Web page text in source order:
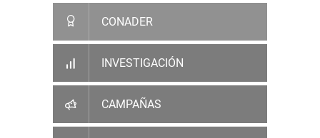
CONADER
INVESTIGACIÓN
CAMPAÑAS